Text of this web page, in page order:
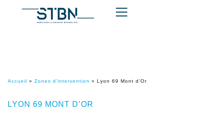
Accueil » Zones d'intervention » Lyon 69 Mont d'Or
LYON 69 MONT D’OR